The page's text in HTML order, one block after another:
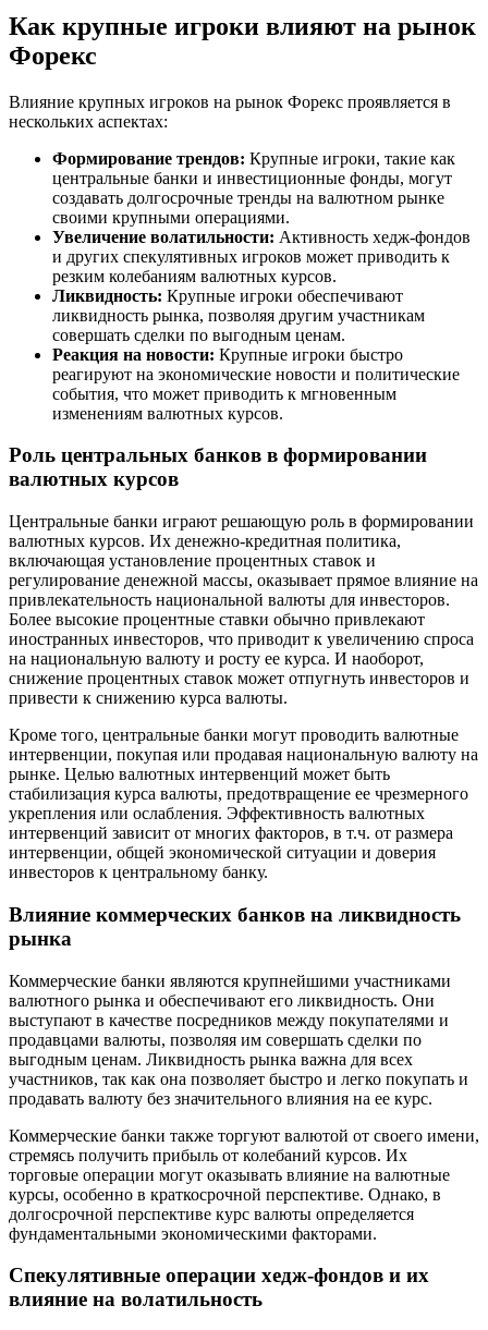
Как крупные игроки влияют на рынок
Форекс
Влияние крупных игроков на рынок Форекс проявляется в
нескольких аспектах:
Формирование трендов: Крупные игроки, такие как
центральные банки и инвестиционные фонды, могут
создавать долгосрочные тренды на валютном рынке
своими крупными операциями.
Увеличение волатильности: Активность хедж-фондов
и других спекулятивных игроков может приводить к
резким колебаниям валютных курсов.
Ликвидность: Крупные игроки обеспечивают
ликвидность рынка, позволяя другим участникам
совершать сделки по выгодным ценам.
Реакция на новости: Крупные игроки быстро
реагируют на экономические новости и политические
события, что может приводить к мгновенным
изменениям валютных курсов.
Роль центральных банков в формировании
валютных курсов
Центральные банки играют решающую роль в формировании
валютных курсов. Их денежно-кредитная политика,
включающая установление процентных ставок и
регулирование денежной массы, оказывает прямое влияние на
привлекательность национальной валюты для инвесторов.
Более высокие процентные ставки обычно привлекают
иностранных инвесторов, что приводит к увеличению спроса
на национальную валюту и росту ее курса. И наоборот,
снижение процентных ставок может отпугнуть инвесторов и
привести к снижению курса валюты.
Кроме того, центральные банки могут проводить валютные
интервенции, покупая или продавая национальную валюту на
рынке. Целью валютных интервенций может быть
стабилизация курса валюты, предотвращение ее чрезмерного
укрепления или ослабления. Эффективность валютных
интервенций зависит от многих факторов, в т.ч. от размера
интервенции, общей экономической ситуации и доверия
инвесторов к центральному банку.
Влияние коммерческих банков на ликвидность
рынка
Коммерческие банки являются крупнейшими участниками
валютного рынка и обеспечивают его ликвидность. Они
выступают в качестве посредников между покупателями и
продавцами валюты, позволяя им совершать сделки по
выгодным ценам. Ликвидность рынка важна для всех
участников, так как она позволяет быстро и легко покупать и
продавать валюту без значительного влияния на ее курс.
Коммерческие банки также торгуют валютой от своего имени,
стремясь получить прибыль от колебаний курсов. Их
торговые операции могут оказывать влияние на валютные
курсы, особенно в краткосрочной перспективе. Однако, в
долгосрочной перспективе курс валюты определяется
фундаментальными экономическими факторами.
Спекулятивные операции хедж-фондов и их
влияние на волатильность